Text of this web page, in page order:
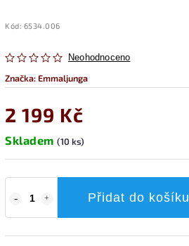
Kód: 6534.006
Neohodnoceno
Značka:Emmaljunga
2 199 Kč
Skladem (10 ks)
Přidat do košíku